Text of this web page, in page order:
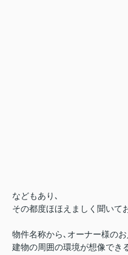
などもあり､
その都度ほほえましく聞いて
物件名称から､オーナー様のお
建物の周囲の環境が想像でき